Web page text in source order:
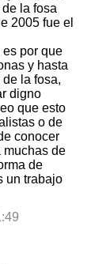
la fosa
2005 fue el
por que
y hasta
la fosa,
digno
que esto
o de
conocer
muchas de
de
un trabajo